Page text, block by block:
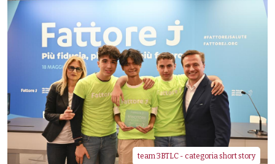
team 3BTLC - categoria short story